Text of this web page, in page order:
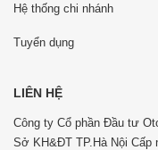
Hệ thống chi nhánh
Tuyển dụng
LIÊN HỆ
Công ty Cổ phần Đầu tư
Sở KH&ĐT TP.Hà Nội Cấp